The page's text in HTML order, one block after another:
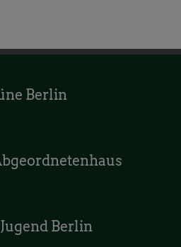
Berlin
Berlin